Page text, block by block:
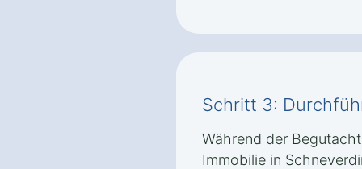
Schritt 3:
Während der
Immobilie in